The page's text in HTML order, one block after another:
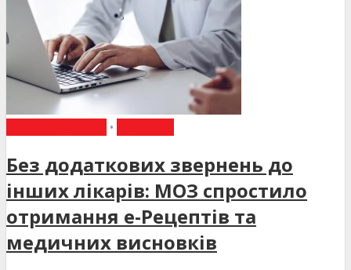
•
Без додаткових звернень до
інших лікарів: МОЗ спростило
отримання е-Рецептів та
медичних висновків